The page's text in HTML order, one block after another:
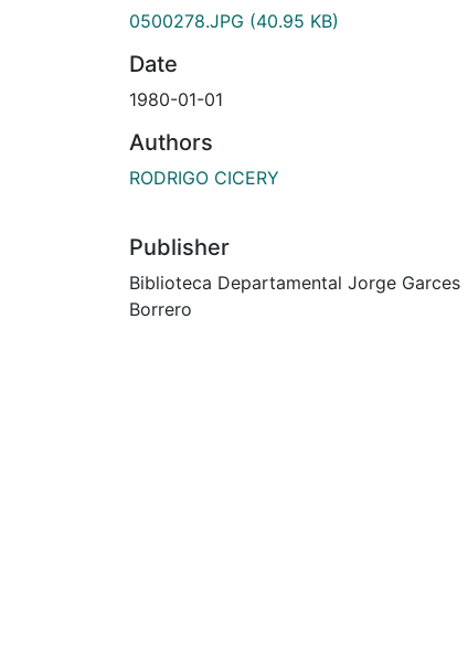
0500278.JPG (40.95 KB)
Date
1980-01-01
Authors
RODRIGO CICERY
Publisher
Biblioteca Departamental Jorge Garces
Borrero